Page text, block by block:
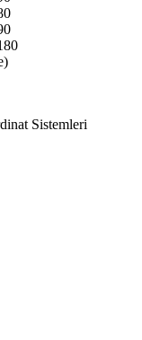
Sistemleri